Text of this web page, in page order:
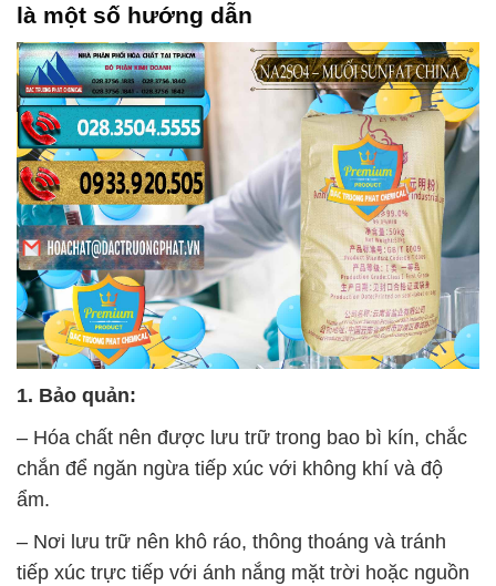
là một số hướng dẫn
1. Bảo quản:
– Hóa chất nên được lưu trữ trong bao bì kín, chắc
chắn để ngăn ngừa tiếp xúc với không khí và độ
ẩm.
– Nơi lưu trữ nên khô ráo, thông thoáng và tránh
tiếp xúc trực tiếp với ánh nắng mặt trời hoặc nguồn